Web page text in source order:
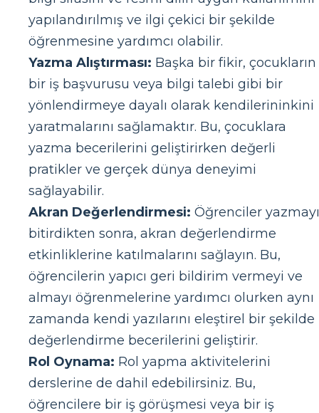
yapılandırılmış ve ilgi çekici bir şekilde
öğrenmesine yardımcı olabilir.
Yazma Alıştırması: Başka bir fikir, çocukların
bir iş başvurusu veya bilgi talebi gibi bir
yönlendirmeye dayalı olarak kendilerininkini
yaratmalarını sağlamaktır. Bu, çocuklara
yazma becerilerini geliştirirken değerli
pratikler ve gerçek dünya deneyimi
sağlayabilir.
Akran Değerlendirmesi: Öğrenciler yazmayı
bitirdikten sonra, akran değerlendirme
etkinliklerine katılmalarını sağlayın. Bu,
öğrencilerin yapıcı geri bildirim vermeyi ve
almayı öğrenmelerine yardımcı olurken aynı
zamanda kendi yazılarını eleştirel bir şekilde
değerlendirme becerilerini geliştirir.
Rol Oynama: Rol yapma aktivitelerini
derslerine de dahil edebilirsiniz. Bu,
öğrencilere bir iş görüşmesi veya bir iş